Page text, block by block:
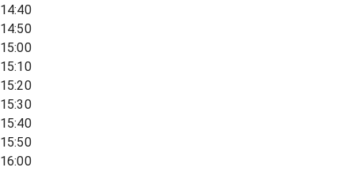
14:40
14:50
15:00
15:10
15:20
15:30
15:40
15:50
16:00